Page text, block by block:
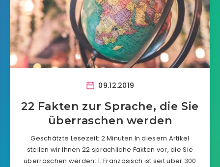
09.12.2019
22 Fakten zur Sprache, die Sie
überraschen werden
Geschätzte Lesezeit: 2 Minuten In diesem Artikel
stellen wir Ihnen 22 sprachliche Fakten vor, die Sie
überraschen werden: 1. Französisch ist seit über 300